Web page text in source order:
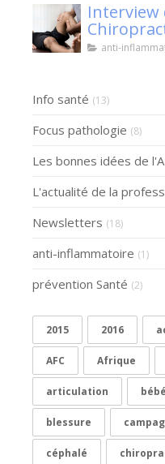
Interview de Vincent
Klaser.
anti-
Info santé (13)
Focus pathologie (8)
Les bonnes idées de
L'actualité de la
Newsletters (18)
anti-inflammatoire (1)
prévention Santé (2)
2015 2016
AFC Afrique
articulation bébé
blessure
céphalé